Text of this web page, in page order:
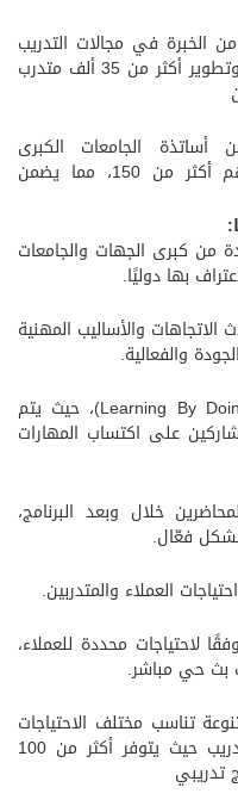
كيم بأكثر من 30 عامًا من الخبرة في مجالات التدريب
وتطوير المهارات، حيث قام بتأهيل وتطوير أكثر من 35 ألف متدرب
الجامعات الكبرى
والمستشارين والخبراء، يبلغ عددهم أكثر من 150، مما يضمن
من كبرى الجهات والجامعات
بها دوليًا.
والأساليب المهنية
والفعالية.
يتم التركيز على التعلم بالعمل (Learning By Doing)، حيث يتم
على اكتساب المهارات
خلال وبعد البرنامج،
فعّال.
العملاء والمتدربين.
لاحتياجات محددة للعملاء،
بث حي مباشر.
تناسب مختلف الاحتياجات
والتخصصات ،فى جميع مجالات التدريب حيث يتوفر أكثر من 100